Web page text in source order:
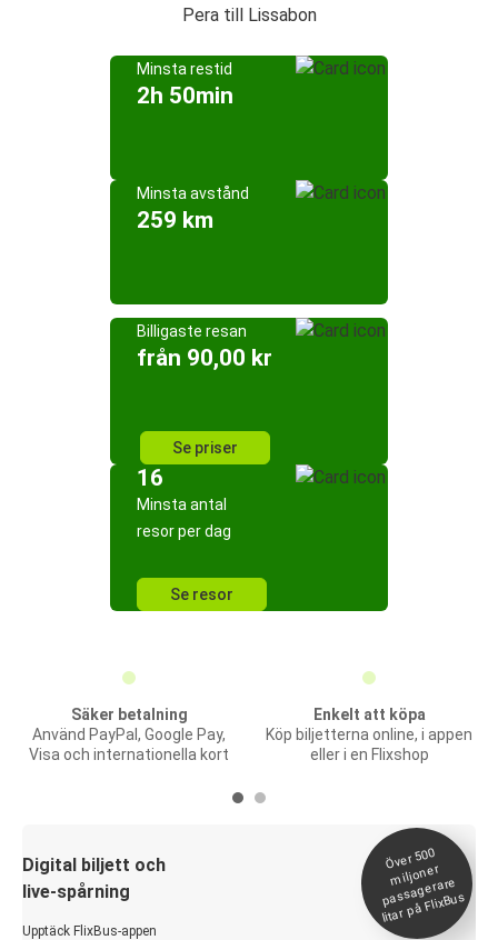
Pera till Lissabon
Minsta restid
2h 50min
Minsta avstånd
259 km
Billigaste resan
från 90,00 kr
Se priser
16
Minsta antal
resor per dag
Se resor
Säker betalning
Använd PayPal, Google Pay,
Visa och internationella kort
Enkelt att köpa
Köp biljetterna online, i appen
eller i en Flixshop
Digital biljett och
live-spårning
Upptäck FlixBus-appen
Över 500
miljoner
passagerare
litar på FlixBus